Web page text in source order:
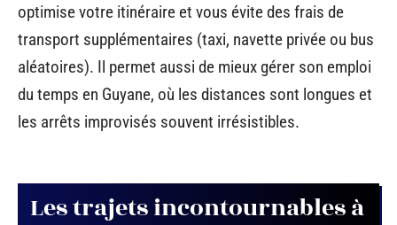
optimise votre itinéraire et vous évite des frais de
transport supplémentaires (taxi, navette privée ou bus
aléatoires). Il permet aussi de mieux gérer son emploi
du temps en Guyane, où les distances sont longues et
les arrêts improvisés souvent irrésistibles.
Les trajets incontournables à